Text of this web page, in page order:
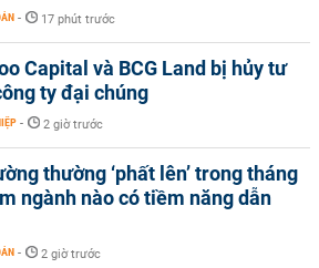
- 17 phút trước
Capital và BCG Land bị hủy tư
ty đại chúng
- 2 giờ trước
thường ‘phất lên’ trong tháng
ngành nào có tiềm năng dẫn
- 2 giờ trước